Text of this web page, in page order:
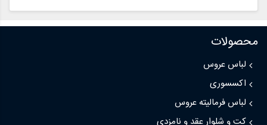
محصولات
لباس عروس
اکسسوری
لباس فرمالیته عروس
کت و شلوار عقد و نامزدی